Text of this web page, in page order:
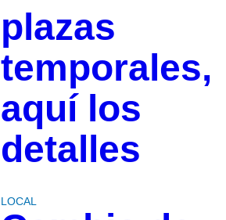
plazas
temporales,
aquí los
detalles
LOCAL